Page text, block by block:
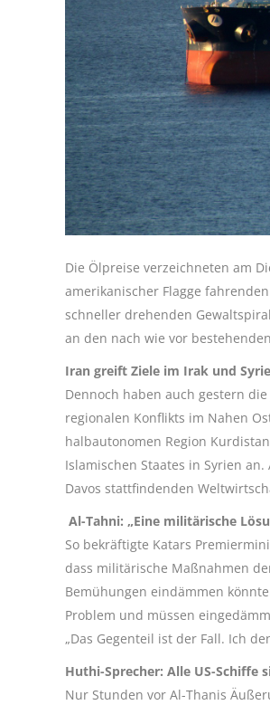
Die Ölpreise verzeichneten am
amerikanischer Flagge
schneller drehenden
an den nach wie vor
Iran greift Ziele im Irak und
Dennoch haben auch gestern
regionalen Konflikts im Nahen
halbautonomen Region
Islamischen Staates in Syrien
Davos stattfindenden
Al-Tahni: „Eine militärische
So bekräftigte Katars
dass militärische Maßnahmen
Bemühungen eindämmen
Problem und müssen
„Das Gegenteil ist der Fall. Ich
Huthi-Sprecher: Alle US-Schiffe
Nur Stunden vor Al-Thanis